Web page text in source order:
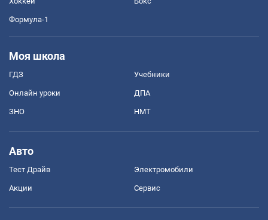
Формула-1
Моя школа
ГДЗ Учебники
Онлайн уроки ДПА
ЗНО НМТ
Авто
Тест Драйв Электромобили
Акции Сервис